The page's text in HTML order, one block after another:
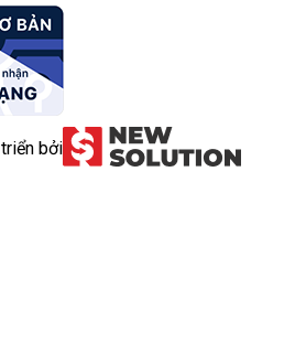
bởi